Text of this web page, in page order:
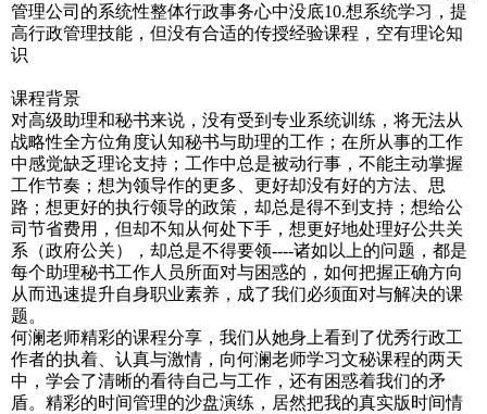
管理公司的系统性整体行政事务心中没底10.想系统学习，提
高行政管理技能，但没有合适的传授经验课程，空有理论知
识
课程背景
对高级助理和秘书来说，没有受到专业系统训练，将无法从
战略性全方位角度认知秘书与助理的工作；在所从事的工作
中感觉缺乏理论支持；工作中总是被动行事，不能主动掌握
工作节奏；想为领导作的更多、更好却没有好的方法、思
路；想更好的执行领导的政策，却总是得不到支持；想给公
司节省费用，但却不知从何处下手，想更好地处理好公共关
系（政府公关），却总是不得要领----诸如以上的问题，都是
每个助理秘书工作人员所面对与困惑的，如何把握正确方向
从而迅速提升自身职业素养，成了我们必须面对与解决的课
题。
何澜老师精彩的课程分享，我们从她身上看到了优秀行政工
作者的执着、认真与激情，向何澜老师学习文秘课程的两天
中，学会了清晰的看待自己与工作，还有困惑着我们的矛
盾。精彩的时间管理的沙盘演练，居然把我的真实版时间情